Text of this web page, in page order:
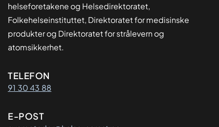
helseforetakene og Helsedirektoratet,
Folkehelseinstituttet, Direktoratet for medisinske
produkter og Direktoratet for strålevern og
atomsikkerhet.
Kontaktinformasjon
TELEFON
91 30 43 88
E-POST